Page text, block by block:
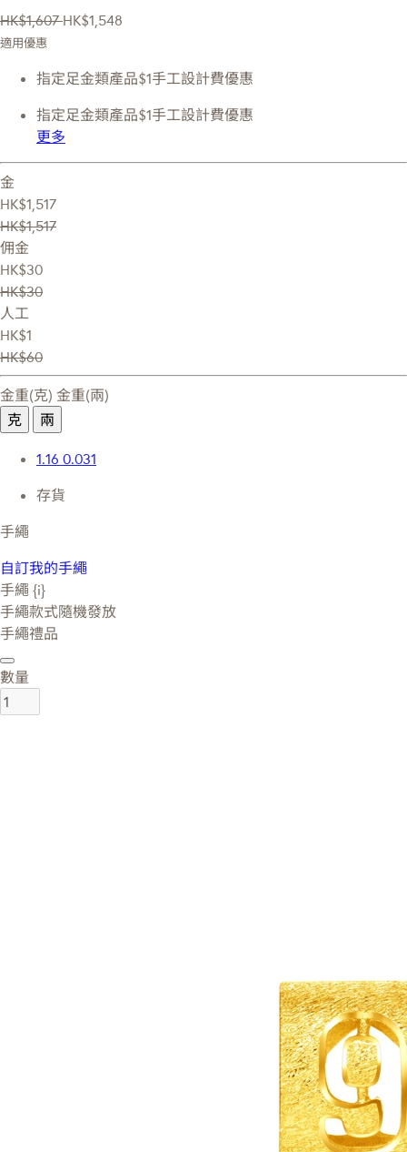
HK$1,607 HK$1,548
適用優惠
指定足金類產品$1手工設計費優惠
指定足金類產品$1手工設計費優惠
更多
金
HK$1,517
HK$1,517
佣金
HK$30
HK$30
人工
HK$1
HK$60
金重(克) 金重(兩)
克
兩
1.16 0.031
存貨
手繩
自訂我的手繩
手繩 {i}
手繩款式隨機發放
手繩禮品
數量